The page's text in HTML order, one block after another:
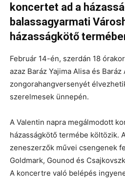
koncertet ad a
balassagyarmati
házasságkötő
Február 14-én, szerdán 18
azaz Baráz Yajima Alisa és
zongorahangversenyét
szerelmesek ünnepén.
A Valentin napra megálmodott
házasságkötő termébe költözik.
zeneszerzők művei csengenek
Goldmark, Gounod és
A koncertre való belépés